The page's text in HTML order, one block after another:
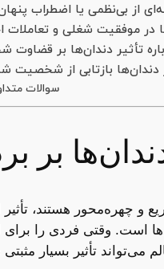
از بی‌نظمی یا اضطراب
در موفقیت شغلی و تعاملات
تأثیر دندان‌ها بر قضاوت
دندان‌ها بازتابی از
سوالات
بر
و چهره‌محور هستند،
است. وقتی فردی را
می‌تواند تأثیر بسیار